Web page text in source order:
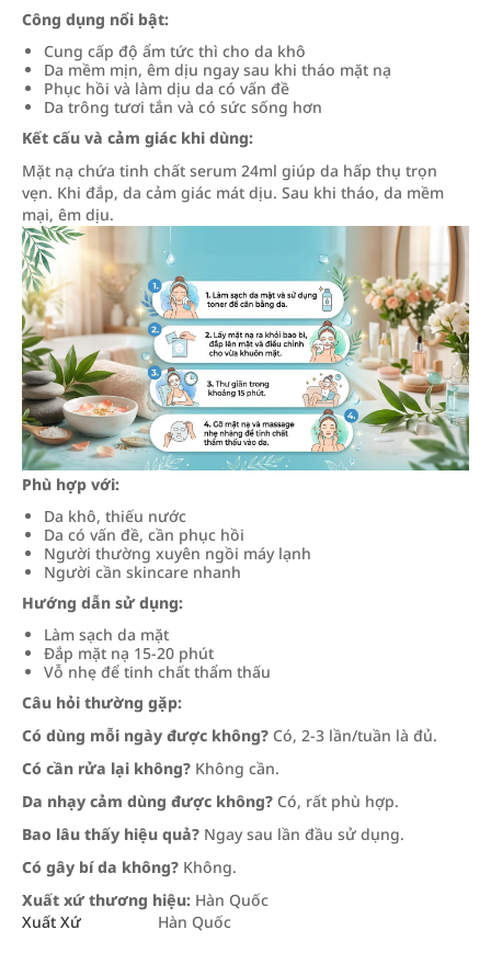
Công dụng nổi bật:
Cung cấp độ ẩm tức thì cho da khô
Da mềm mịn, êm dịu ngay sau khi tháo mặt nạ
Phục hồi và làm dịu da có vấn đề
Da trông tươi tắn và có sức sống hơn
Kết cấu và cảm giác khi dùng:
Mặt nạ chứa tinh chất serum 24ml giúp da hấp thụ trọn
vẹn. Khi đắp, da cảm giác mát dịu. Sau khi tháo, da mềm
mại, êm dịu.
Phù hợp với:
Da khô, thiếu nước
Da có vấn đề, cần phục hồi
Người thường xuyên ngồi máy lạnh
Người cần skincare nhanh
Hướng dẫn sử dụng:
Làm sạch da mặt
Đắp mặt nạ 15-20 phút
Vỗ nhẹ để tinh chất thẩm thấu
Câu hỏi thường gặp:
Có dùng mỗi ngày được không? Có, 2-3 lần/tuần là đủ.
Có cần rửa lại không? Không cần.
Da nhạy cảm dùng được không? Có, rất phù hợp.
Bao lâu thấy hiệu quả? Ngay sau lần đầu sử dụng.
Có gây bí da không? Không.
Xuất xứ thương hiệu: Hàn Quốc
Xuất Xứ
Hàn Quốc